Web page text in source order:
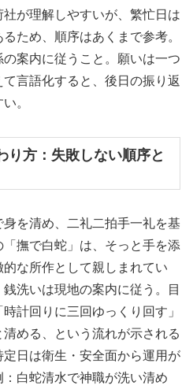
が理解しやすいが、繁忙日は
ため、順序はあくまで参考。
案内に従うこと。願いは一つ
言語化すると、後日の振り返
。
り方：失敗しない順序と
を清め、二礼二拍手一礼を基
撫で白蛇」は、そっと手を添
な所作として親しまれてい
洗いは現地の案内に従う。目
計回りに三回ゆっくり回す」
める、という流れが示される
日は衛生・安全面から運用が
白蛇清水で神職が洗い清め